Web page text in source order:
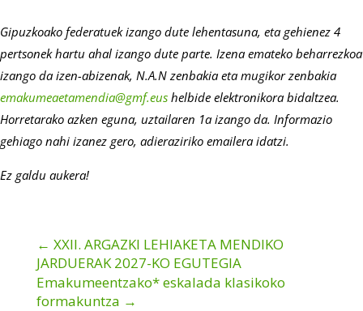
Gipuzkoako federatuek izango dute lehentasuna, eta gehienez 4
pertsonek hartu ahal izango dute parte. Izena emateko beharrezkoa
izango da izen-abizenak, N.A.N zenbakia eta mugikor zenbakia
emakumeaetamendia@gmf.eus helbide elektronikora bidaltzea.
Horretarako azken eguna, uztailaren 1a izango da. Informazio
gehiago nahi izanez gero, adieraziriko emailera idatzi.
Ez galdu aukera!
← XXII. ARGAZKI LEHIAKETA MENDIKO
JARDUERAK 2027-KO EGUTEGIA
Emakumeentzako* eskalada klasikoko
formakuntza →